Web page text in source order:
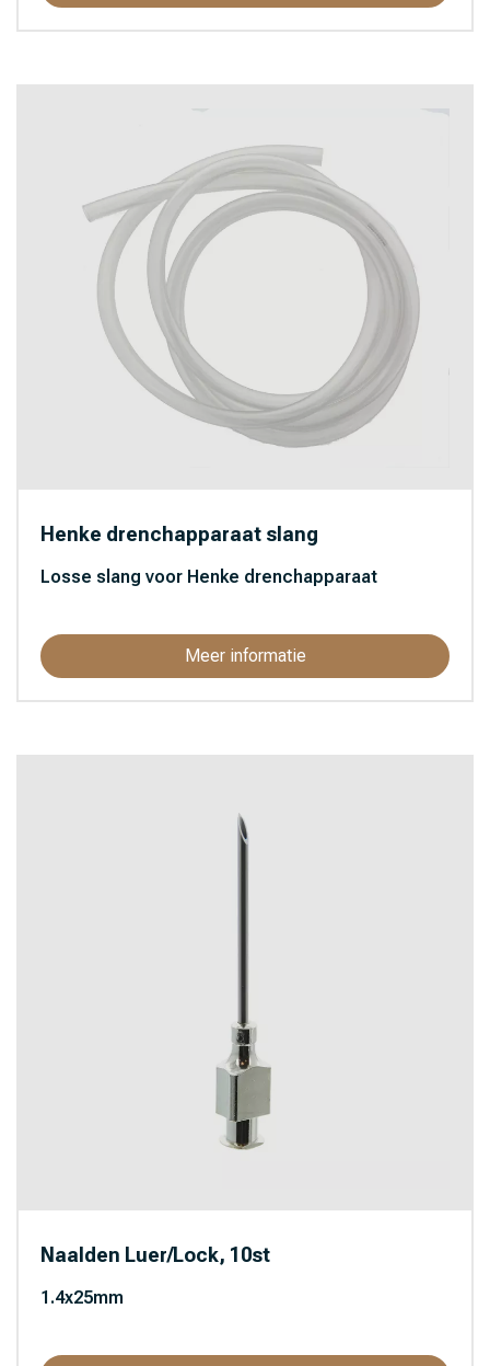
Henke drenchapparaat slang
Losse slang voor Henke drenchapparaat
Meer informatie
Naalden Luer/Lock, 10st
1.4x25mm